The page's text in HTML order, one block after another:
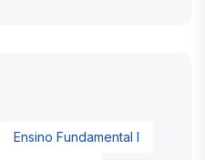
Ensino Fundamental I